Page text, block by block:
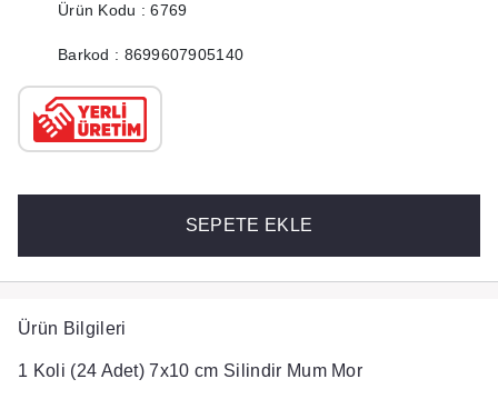
Ürün Kodu : 6769
Barkod : 8699607905140
SEPETE EKLE
Ürün Bilgileri
1 Koli (24 Adet) 7x10 cm Silindir Mum Mor